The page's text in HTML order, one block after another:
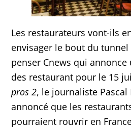
Les restaurateurs vont-ils
envisager le bout du tunnel
penser Cnews qui
des restaurant pour le 15
pros 2, le journaliste Pascal
annoncé que les
pourraient rouvrir en